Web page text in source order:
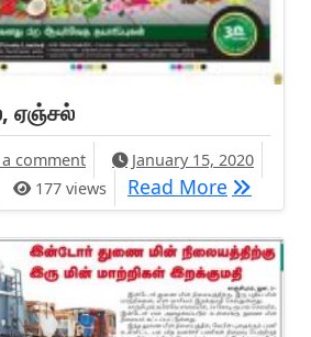
ஏஞ்சல்
a commenton ஏஞ்ஜல் இல்லை, ஏஞ்சல்
January 15, 2020
177 views Read More ஏஞ்ஜல்